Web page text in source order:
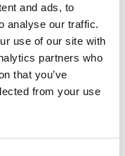
and ads, to
analyse our traffic.
use of our site with
partners who
that you’ve
from your use